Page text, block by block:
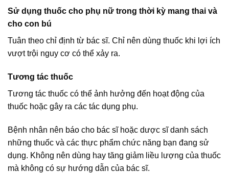
Sử dụng thuốc cho phụ nữ trong thời kỳ mang thai và
cho con bú
Tuân theo chỉ định từ bác sĩ. Chỉ nên dùng thuốc khi lợi ích
vượt trội nguy cơ có thể xảy ra.
Tương tác thuốc
Tương tác thuốc có thể ảnh hưởng đến hoạt động của
thuốc hoặc gây ra các tác dụng phụ.
Bệnh nhân nên báo cho bác sĩ hoặc dược sĩ danh sách
những thuốc và các thực phẩm chức năng bạn đang sử
dụng. Không nên dùng hay tăng giảm liều lượng của thuốc
mà không có sự hướng dẫn của bác sĩ.